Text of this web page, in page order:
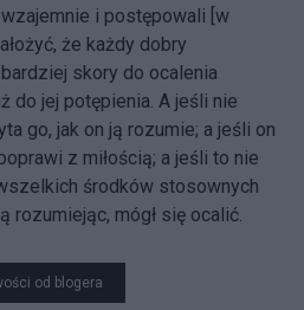
i postępowali [w
że każdy dobry
skory do ocalenia
do jej potępienia. A jeśli nie
go, jak on ją rozumie; a jeśli on
z miłością; a jeśli to nie
środków stosownych
rozumiejąc, mógł się ocalić.
od blogera